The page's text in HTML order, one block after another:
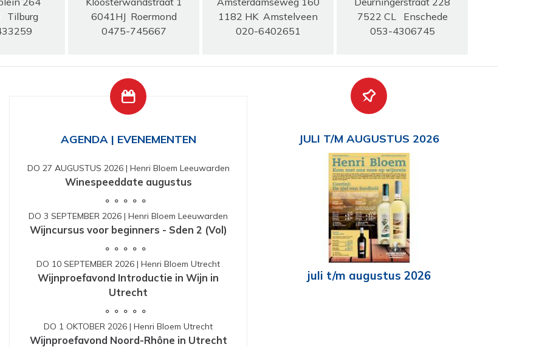
Tilburg
6041HJ Roermond
0475-745667
1182 HK Amstelveen
020-6402651
7522 CL Enschede
053-4306745
AGENDA | EVENEMENTEN
DO 27 AUGUSTUS 2026| Henri Bloem Leeuwarden
Winespeeddate augustus
DO 3 SEPTEMBER 2026 | Henri Bloem Leeuwarden
Wijncursus voor beginners - Sden 2 (Vol)
DO 10 SEPTEMBER 2026 | Henri Bloem Utrecht
Wijnproefavond Introductie in Wijn in
Utrecht
DO 1 OKTOBER 2026 | Henri Bloem Utrecht
Wijnproefavond Noord-Rhône in Utrecht
JULI T/M AUGUSTUS 2026
juli t/m augustus 2026